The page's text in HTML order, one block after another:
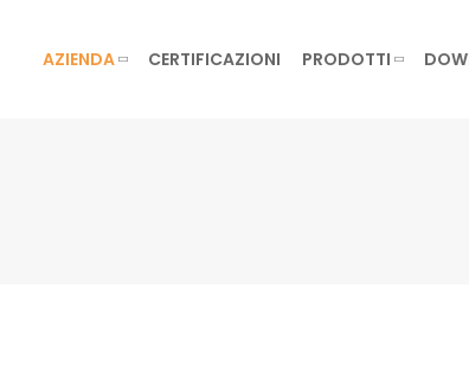
AZIENDA CERTIFICAZIONI PRODOTTI